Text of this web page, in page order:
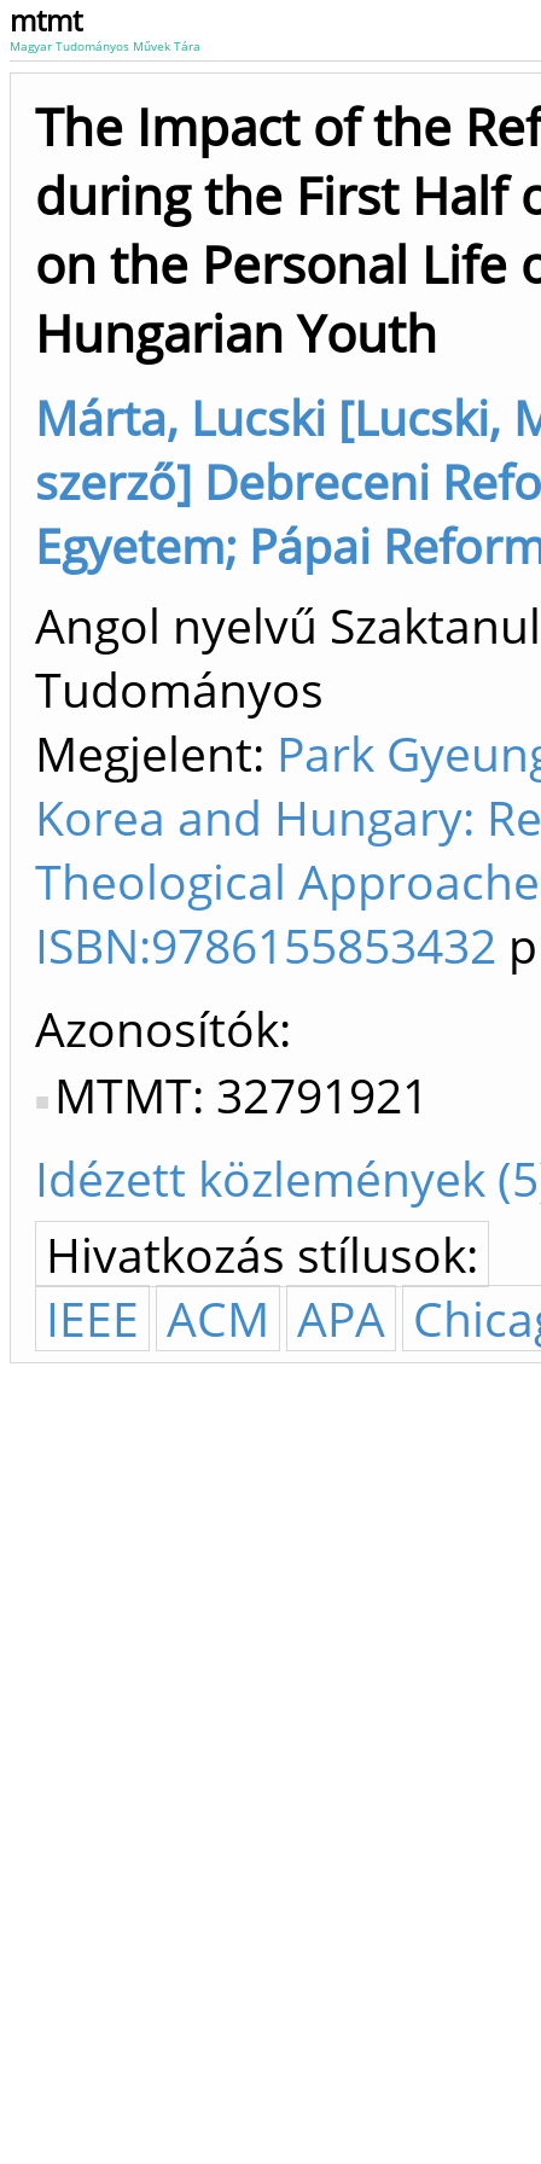
mtmt
Magyar Tudományos Művek Tára
The Impact of the
during the First Half
on the Personal Life
Hungarian Youth
Márta, Lucski [Lucski,
szerző] Debreceni
Egyetem; Pápai
Angol nyelvű
Tudományos
Megjelent: Park
Korea and Hungary:
Theological
ISBN:9786155853432
Azonosítók
MTMT: 32791921
Idézett közlemények
Hivatkozás stílusok:
IEEE ACM APA